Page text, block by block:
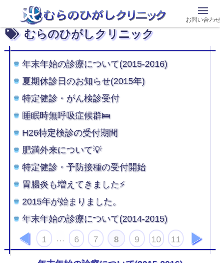
むらのひがしクリニック
年末年始の診療について(2015-2016)
夏期休診日のお知らせ(2015年)
特定健診・がん検診受付
睡眠時無呼吸症候群🛌
H26特定検診の受付期間
肥満外来について💡
特定健診・予防接種の受付開始
胃腸炎も増えてきました⚡
2015年が始まりました。
年末年始の診療について(2014-2015)
前
1 … 6 7 8 9 10 11
次
お問い合わ